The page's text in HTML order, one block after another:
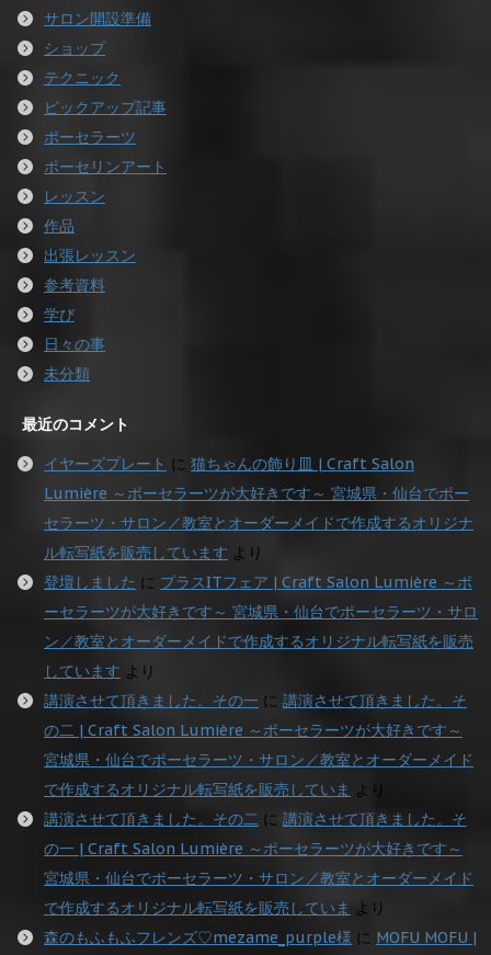
サロン開設準備
ショップ
テクニック
ピックアップ記事
ポーセラーツ
ポーセリンアート
レッスン
作品
出張レッスン
参考資料
学び
日々の事
未分類
最近のコメント
イヤーズプレート に 猫ちゃんの飾り皿 | Craft Salon
Lumière ～ポーセラーツが大好きです～ 宮城県・仙台でポー
セラーツ・サロン／教室とオーダーメイドで作成するオリジナ
ル転写紙を販売しています より
登壇しました に プラスITフェア | Craft Salon Lumière ～ポ
ーセラーツが大好きです～ 宮城県・仙台でポーセラーツ・サロ
ン／教室とオーダーメイドで作成するオリジナル転写紙を販売
しています より
講演させて頂きました。その一 に 講演させて頂きました。そ
の二 | Craft Salon Lumière ～ポーセラーツが大好きです～
宮城県・仙台でポーセラーツ・サロン／教室とオーダーメイド
で作成するオリジナル転写紙を販売していま より
講演させて頂きました。その二 に 講演させて頂きました。そ
の一 | Craft Salon Lumière ～ポーセラーツが大好きです～
宮城県・仙台でポーセラーツ・サロン／教室とオーダーメイド
で作成するオリジナル転写紙を販売していま より
森のもふもふフレンズ♡mezame_purple様 に MOFU MOFU |